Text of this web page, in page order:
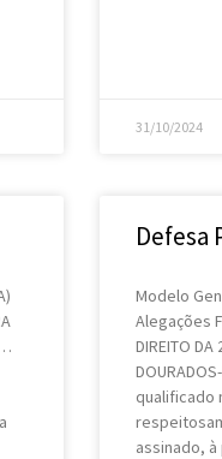
31/10/2024
Defesa
Modelo
Alegações
DIREITO DA
qualificado
assinado,